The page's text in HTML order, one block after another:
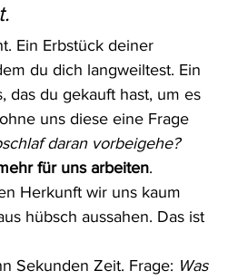
Ein Erbstück deiner
du dich langweiltest. Ein
das du gekauft hast, um es
uns diese eine Frage
daran vorbeigehe?
für uns arbeiten.
Herkunft wir uns kaum
hübsch aussahen. Das ist
Sekunden Zeit. Frage: Was